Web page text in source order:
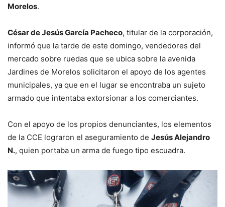
Morelos.
César de Jesús García Pacheco, titular de la corporación,
informó que la tarde de este domingo, vendedores del
mercado sobre ruedas que se ubica sobre la avenida
Jardines de Morelos solicitaron el apoyo de los agentes
municipales, ya que en el lugar se encontraba un sujeto
armado que intentaba extorsionar a los comerciantes.
Con el apoyo de los propios denunciantes, los elementos
de la CCE lograron el aseguramiento de Jesús Alejandro
N., quien portaba un arma de fuego tipo escuadra.